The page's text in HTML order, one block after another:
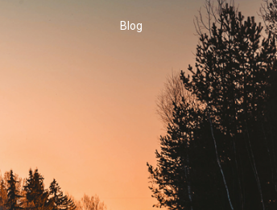
Blog